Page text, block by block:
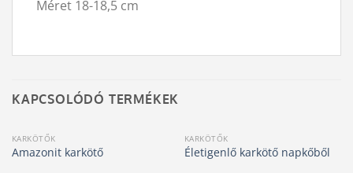
Méret 18-18,5 cm
KAPCSOLÓDÓ TERMÉKEK
KARKÖTŐK
Amazonit karkötő
KARKÖTŐK
Életigenlő karkötő napkőből